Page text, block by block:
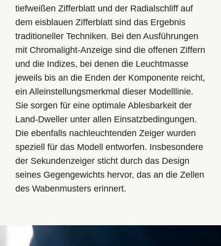
tiefweißen Zifferblatt und der Radialschliff auf
dem eisblauen Zifferblatt sind das Ergebnis
traditioneller Techniken. Bei den Ausführungen
mit Chromalight-Anzeige sind die offenen Ziffern
und die Indizes, bei denen die Leuchtmasse
jeweils bis an die Enden der Komponente reicht,
ein Alleinstellungsmerkmal dieser Modelllinie.
Sie sorgen für eine optimale Ablesbarkeit der
Land-Dweller unter allen Einsatzbedingungen.
Die ebenfalls nachleuchtenden Zeiger wurden
speziell für das Modell entworfen. Insbesondere
der Sekundenzeiger sticht durch das Design
seines Gegengewichts hervor, das an die Zellen
des Wabenmusters erinnert.